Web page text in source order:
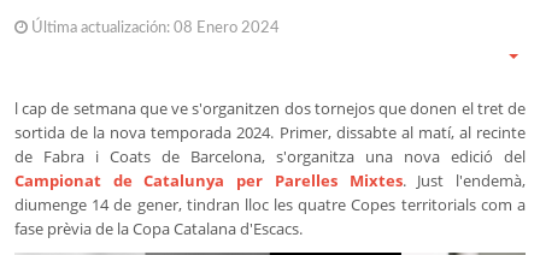
Última actualización: 08 Enero 2024
l cap de setmana que ve s'organitzen dos tornejos que donen el tret de
sortida de la nova temporada 2024. Primer, dissabte al matí, al recinte
de Fabra i Coats de Barcelona, s'organitza una nova edició del
Campionat de Catalunya per Parelles Mixtes. Just l'endemà,
diumenge 14 de gener, tindran lloc les quatre Copes territorials com a
fase prèvia de la Copa Catalana d'Escacs.